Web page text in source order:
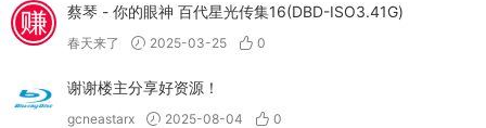
蔡琴 - 你的眼神 百代星光传集16(DBD-ISO3.41G)
春天来了 2025-03-25 0
谢谢楼主分享好资源！
gcneastarx 2025-08-04 0